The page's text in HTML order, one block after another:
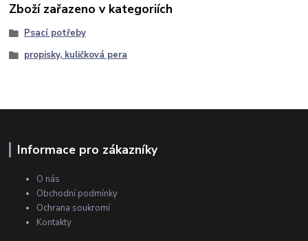
Zboží zařazeno v kategoriích
Psací potřeby
propisky, kuličková pera
Informace pro zákazníky
O nás
Obchodní podmínky
Ochrana soukromí
Kontakty